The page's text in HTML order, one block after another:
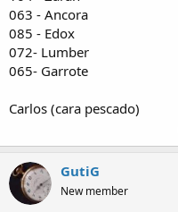
063 - Ancora
085 - Edox
072- Lumber
065- Garrote
Carlos (cara pescado)
GutiG
New member